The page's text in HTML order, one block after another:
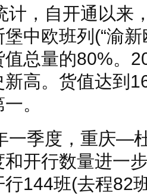
计，自开通以来
中欧班列(“渝
值总量的80%。
新高。货值达到
。
一季度，重庆—
和开行数量进一
行144班(去程82